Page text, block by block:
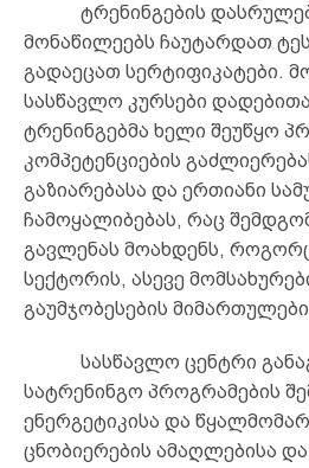
ტრენინგების
მონაწილეებს ჩაუტარდათ
გადაეცათ სერტიფიკატები.
სასწავლო კურსები
ტრენინგებმა ხელი შეუწყო
კომპეტენციების
გაზიარებასა და ერთიანი
ჩამოყალიბებას, რაც
გავლენას მოახდენს,
სექტორის, ასევე
გაუმჯობესების
სასწავლო ცენტრი
სატრენინგო პროგრამების
ენერგეტიკისა და
ცნობიერების ამაღლებისა